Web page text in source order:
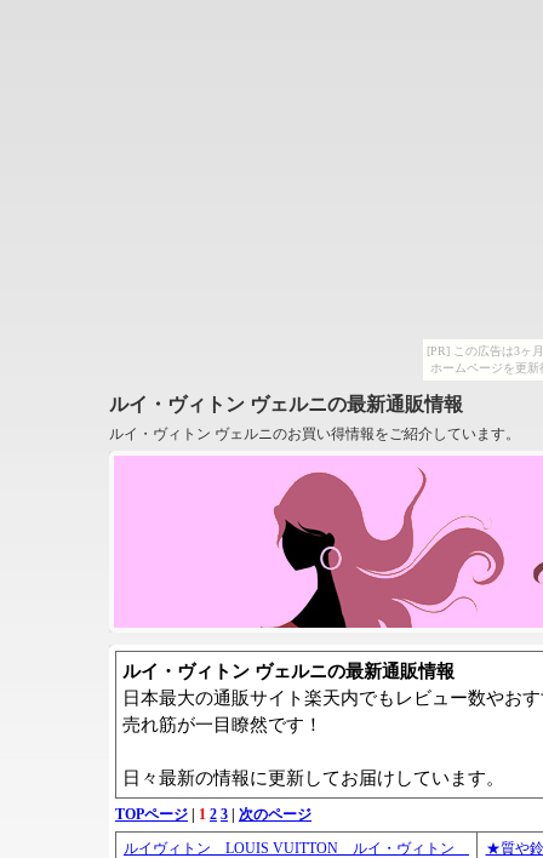
[PR] この広告は3ヶ
ホームページを更
ルイ・ヴィトン ヴェルニの最新通販情報
ルイ・ヴィトン ヴェルニのお買い得情報をご紹介しています。
ルイ・ヴィトン ヴェルニの最新通販情報
日本最大の通販サイト楽天内でもレビュー数やお
売れ筋が一目瞭然です！
日々最新の情報に更新してお届けしています。
TOPページ 1 2 3
次のページ
ルイヴィトン LOUIS VUITTON ルイ・ヴィトン
★質や